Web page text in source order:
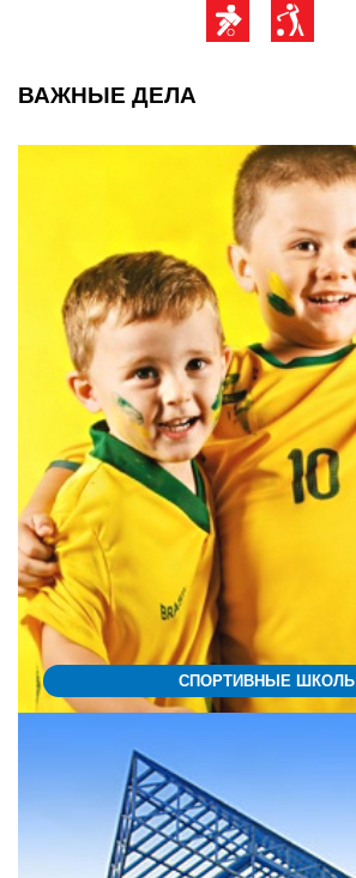
ВАЖНЫЕ ДЕЛА
СПОРТИВНЫЕ ШКОЛЫ